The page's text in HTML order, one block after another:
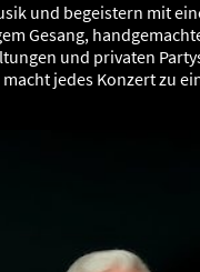
und begeistern mit
Gesang,
und privaten
jedes Konzert zu